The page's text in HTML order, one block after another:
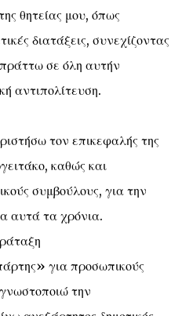
θητείας μου, όπως
διατάξεις, συνεχίζοντας
σε όλη αυτήν
αντιπολίτευση.
τον επικεφαλής της
καθώς και
συμβούλους, για την
αυτά τα χρόνια.
για προσωπικούς
την